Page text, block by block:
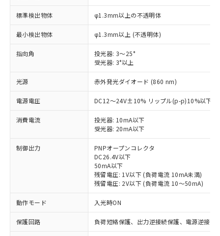
標準検出物体 φ1.3mm以上の不透明体
最小検出物体 φ1.3mm以上 (不透明体)
指向角
投光器: 3～25°
受光器: 3°以上
光源 赤外発光ダイオード (860 nm)
電源電圧 DC12～24V±10% リップル(p-p)10%以下
消費電流
投光器: 10mA以下
受光器: 20mA以下
制御出力
PNPオープンコレクタ
DC26.4V以下
50mA以下
残留電圧: 1V以下 (負荷電流 10mA未満)
残留電圧: 2V以下 (負荷電流 10～50mA)
動作モード 入光時ON
保護回路 負荷短絡保護、出力逆接続保護、電源逆接続
※1 対応状況